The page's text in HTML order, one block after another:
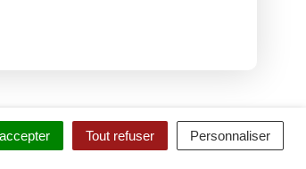
Tout refuser Personnaliser